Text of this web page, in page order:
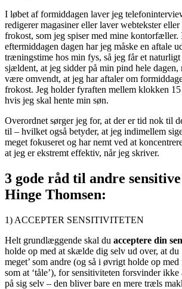
I løbet af formiddagen laver jeg
redigerer magasiner eller laver webtekster
frokost, som jeg spiser med mine kontorfæller.
eftermiddagen dagen har jeg måske en aftale
træningstime hos min fys, så jeg får et
sjældent, at jeg sidder på min pind hele dagen,
være omvendt, at jeg har aftaler om
frokost. Jeg holder fyraften mellem klokken
hvis jeg skal hente min søn.
Overordnet sørger jeg for, at der er tid nok til
til – hvilket også betyder, at jeg indimellem
meget fokuseret og har nemt ved at
at jeg er ekstremt effektiv, når jeg skriver.
3 gode råd til andre
Hinge Thomsen:
1) ACCEPTER SENSITIVITETEN
Helt grundlæggende skal du acceptere din
holde op med at skælde dig selv ud over, at du
meget’ som andre (og så i øvrigt holde op
som at ‘tåle’), for sensitiviteten forsvinder
på sig selv – den bliver bare en mere træls